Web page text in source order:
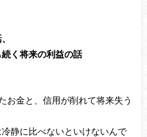
続く将来の利益の話
お金と、信用が削れて将来失う
静に比べないといけないんで